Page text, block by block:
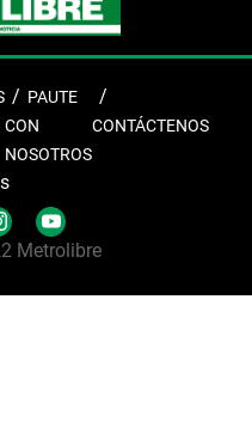
PAUTE
CON
NOSOTROS
CONTÁCTENOS
Metrolibre